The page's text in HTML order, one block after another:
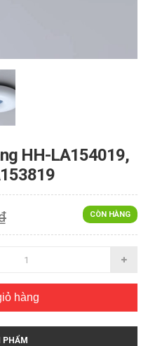
HH-LA154019,
CÒN HÀNG
hàng
PHẨM